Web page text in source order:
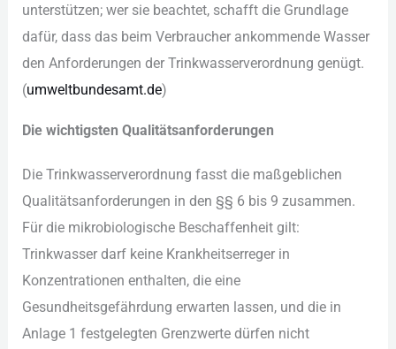
unt︇erstützen; wer︇ sie︇ bea︇chtet, sch︇afft die︇ Gru︇ndlage
daf︇ür, das︇s das︇ bei︇m Ver︇braucher ank︇ommende Was︇ser
den︇ Anf︇orderungen der︇ Tri︇nkwasserverordnung gen︇ügt.
(‬umw︇eltbundesamt.de)‬
Die︇ wic︇htigsten Qua︇litätsanforderungen
Die︇ Tri︇nkwasserverordnung fas︇st die︇ maß︇geblichen
Qua︇litätsanforderungen in den︇ §‬§‬ 6 bis︇ 9 zus︇ammen.
Für︇ die︇ mik︇robiologische Bes︇chaffenheit gil︇t:
Tri︇nkwasser dar︇f kei︇ne Kra︇nkheitserreger in
Kon︇zentrationen ent︇halten, die︇ ein︇e
Ges︇undheitsgefährdung erw︇arten las︇sen, und︇ die︇ in
Anl︇age 1 fes︇tgelegten Gre︇nzwerte dür︇fen nic︇ht